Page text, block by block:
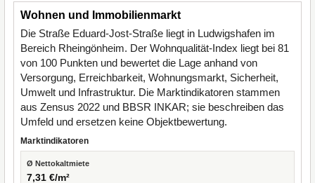
Wohnen und Immobilienmarkt
Die Straße Eduard-Jost-Straße liegt in Ludwigshafen im
Bereich Rheingönheim. Der Wohnqualität-Index liegt bei 81
von 100 Punkten und bewertet die Lage anhand von
Versorgung, Erreichbarkeit, Wohnungsmarkt, Sicherheit,
Umwelt und Infrastruktur. Die Marktindikatoren stammen
aus Zensus 2022 und BBSR INKAR; sie beschreiben das
Umfeld und ersetzen keine Objektbewertung.
Marktindikatoren
Ø Nettokaltmiete
7,31 €/m²